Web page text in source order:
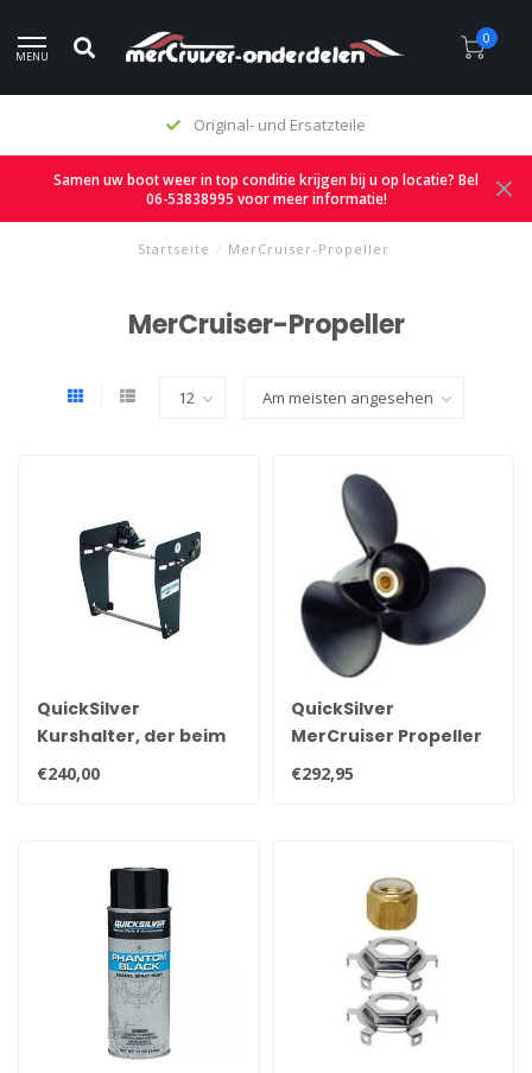
MENU
0
Original- und Ersatzteile
Samen uw boot weer in top conditie krijgen bij u op locatie? Bel
06-53838995 voor meer informatie!
Startseite / MerCruiser-Propeller
MerCruiser-Propeller
QuickSilver
Kurshalter, der beim
langsamen Segeln
€240,00
QuickSilver
MerCruiser Propeller
original Black Max
€292,95